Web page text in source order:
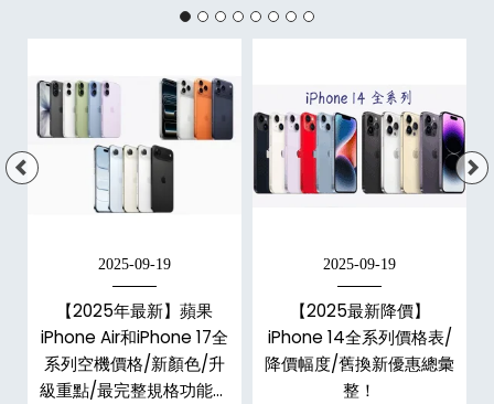
2025-09-19
【2025年最新】蘋果
iPhone Air和iPhone 17全
系列空機價格/新顏色/升
級重點/最完整規格功能懶
2025-09-19
【2025最新降價】
iPhone 14全系列價格表/
降價幅度/舊換新優惠總彙
整！